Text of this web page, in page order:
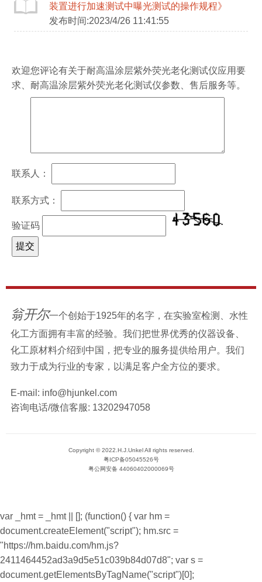
装置进行加速测试中曝光测试的操作规程》
发布时间:2023/4/26 11:41:55
欢迎您评论有关于耐高温涂层紫外荧光老化测试仪应用要
求、 耐高温涂层紫外荧光老化测试仪参数、售后服务等。
联系人：
联系方式：
验证码
翁开尔一个创始于1925年的名字，在实验室检测、水性
化工方面拥有丰富的经验。我们把世界优秀的仪器设备、
化工原材料介绍到中国，把专业的服务提供给用户。我们
致力于成为行业的专家，以满足客户全方位的要求。
E-mail: info@hjunkel.com
咨询电话/微信客服: 13202947058
Copyright © 2022.H.J.Unkel All rights reserved.
粤ICP备05045526号
粤公网安备 44060402000069号
var _hmt = _hmt || []; (function() { var hm =
document.createElement("script"); hm.src =
"https://hm.baidu.com/hm.js?
2411464452ad3a9d5e51c039b84d07d8"; var s =
document.getElementsByTagName("script")[0];